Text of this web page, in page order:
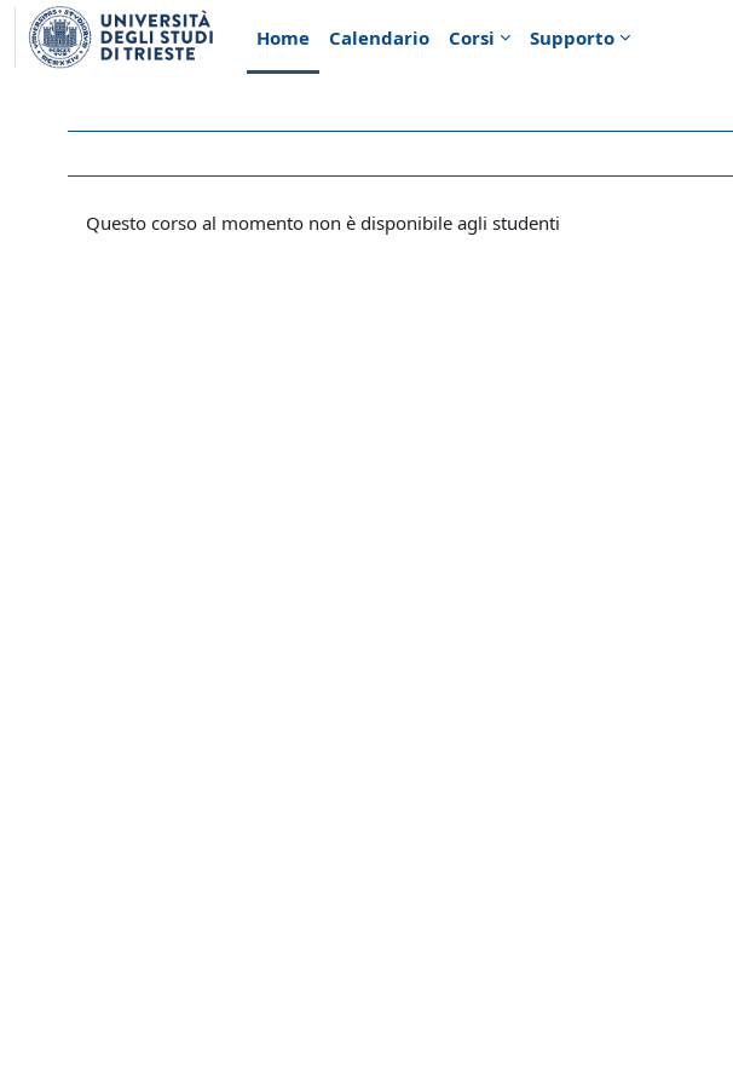
Vai al contenuto principale
Home
Calendario Corsi Supporto
Questo corso al momento non è disponibile agli studenti